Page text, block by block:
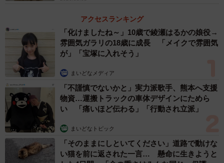
アクセスランキング
「化けましたね～」10歳で綾瀬はるかの娘役→
雰囲気ガラリの18歳に成長 「メイクで雰囲気
が」「宝塚に入れそう」
まいどなメディア
「不謹慎でないかと」実力派歌手、熊本へ支援
物資…運搬トラックの車体デザインにためら
い 「痛いほど伝わる」「行動され立派」
まいどなトピック
「そのままにしといてください」道路で動けな
い猫を前に返された一言… 懸命に生きようと